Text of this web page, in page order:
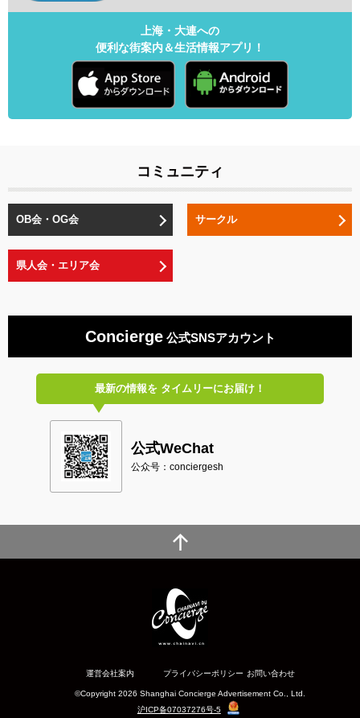
上海・大連への
便利な街案内＆生活情報アプリ！
コミュニティ
OB会・OG会 サークル
県人会・エリア会
Concierge公式SNSアカウント
最新の情報をタイムリーにお届け！
公式WeChat
公众号：conciergesh
運営会社案内 プライバシーポリシー お問い合わせ
©Copyright 2026 Shanghai Concierge Advertisement Co., Ltd.
沪ICP备07037276号-5